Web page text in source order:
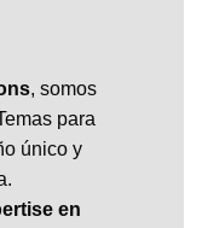
, somos
para
único y
en